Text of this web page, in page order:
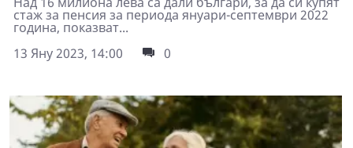
стаж за пенсия за периода януари-септември 2022
година, показват...
13 Яну 2023, 14:00
0